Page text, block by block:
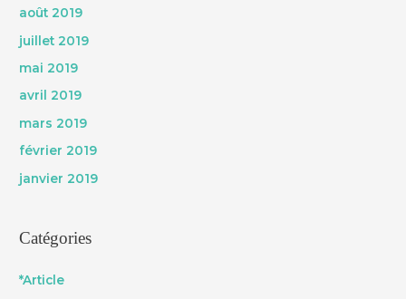
août 2019
juillet 2019
mai 2019
avril 2019
mars 2019
février 2019
janvier 2019
Catégories
*Article